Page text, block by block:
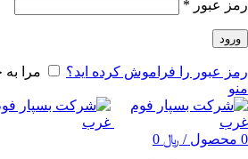
رمز عبور *
ورود
رمز عبور را فراموش کرده اید؟
مرا به
منو
0 محصول / ﷼